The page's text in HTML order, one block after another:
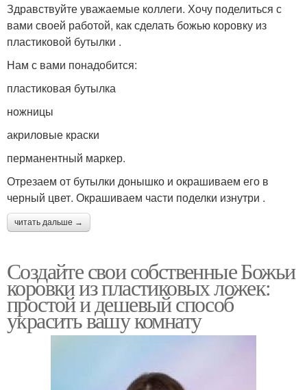
Здравствуйте уважаемые коллеги. Хочу поделиться с
вами своей работой, как сделать божью коровку из
пластиковой бутылки .
Нам с вами понадобится:
пластиковая бутылка
ножницы
акриловые краски
перманентный маркер.
Отрезаем от бутылки донышко и окрашиваем его в
черный цвет. Окрашиваем части поделки изнутри .
читать дальше →
Создайте свои собственные Божьи
коровки из пластиковых ложек:
простой и дешевый способ
украсить вашу комнату